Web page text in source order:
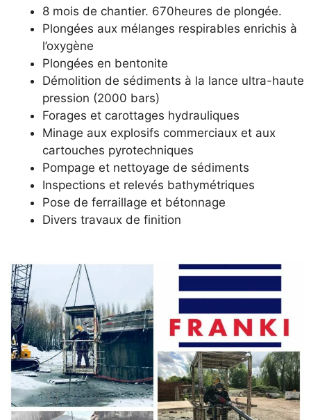
8 mois de chantier. 670heures de plongée.
Plongées aux mélanges respirables enrichis à
l’oxygène
Plongées en bentonite
Démolition de sédiments à la lance ultra-haute
pression (2000 bars)
Forages et carottages hydrauliques
Minage aux explosifs commerciaux et aux
cartouches pyrotechniques
Pompage et nettoyage de sédiments
Inspections et relevés bathymétriques
Pose de ferraillage et bétonnage
Divers travaux de finition